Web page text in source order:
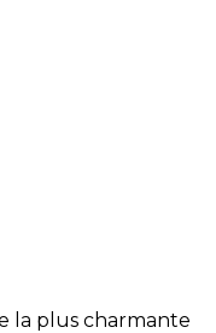
la plus charmante